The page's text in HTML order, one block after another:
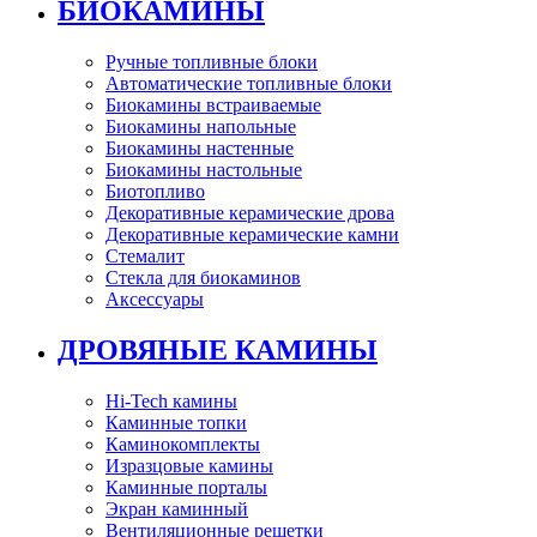
БИОКАМИНЫ
Ручные топливные блоки
Автоматические топливные блоки
Биокамины встраиваемые
Биокамины напольные
Биокамины настенные
Биокамины настольные
Биотопливо
Декоративные керамические дрова
Декоративные керамические камни
Стемалит
Стекла для биокаминов
Аксессуары
ДРОВЯНЫЕ КАМИНЫ
Hi-Tech камины
Каминные топки
Каминокомплекты
Изразцовые камины
Каминные порталы
Экран каминный
Вентиляционные решетки